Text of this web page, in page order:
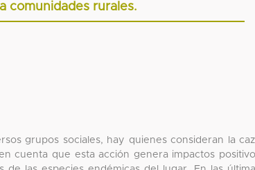
comunidades rurales.
grupos sociales, hay quienes consideran la
cuenta que esta acción genera impactos